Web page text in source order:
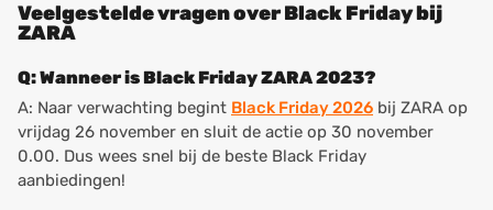
Veelgestelde vragen over Black Friday bij
ZARA
Q: Wanneer is Black Friday ZARA 2023?
A: Naar verwachting begint Black Friday 2026 bij ZARA op
vrijdag 26 november en sluit de actie op 30 november
0.00. Dus wees snel bij de beste Black Friday
aanbiedingen!